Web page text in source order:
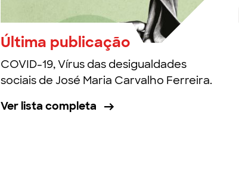
Última publicação
COVID-19, Vírus das desigualdades
sociais de José Maria Carvalho Ferreira.
Ver lista completa